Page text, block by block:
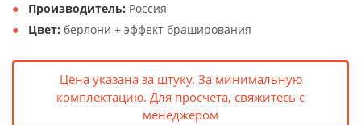
Производитель: Россия
Цвет: берлони + эффект браширования
Цена указана за штуку. За минимальную
комплектацию. Для просчета, свяжитесь с
менеджером